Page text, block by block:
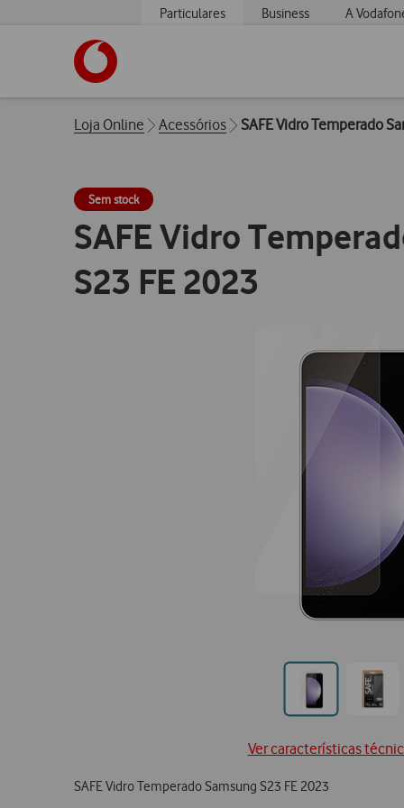
Particulares Business A
Breadcrumbs
Loja Online Acessórios SAFE Vidro Temperado
Sem stock
SAFE Vidro
S23 FE 2023
Ir
para
posição0
Ir
Ver características
SAFE Vidro Temperado Samsung S23 FE 2023